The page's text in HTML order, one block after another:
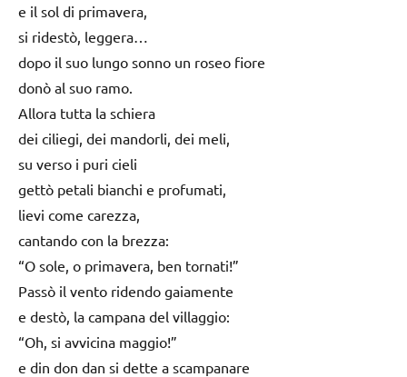
e il sol di primavera,
si ridestò, leggera…
dopo il suo lungo sonno un roseo fiore
donò al suo ramo.
Allora tutta la schiera
dei ciliegi, dei mandorli, dei meli,
su verso i puri cieli
gettò petali bianchi e profumati,
lievi come carezza,
cantando con la brezza:
“O sole, o primavera, ben tornati!”
Passò il vento ridendo gaiamente
e destò, la campana del villaggio:
“Oh, si avvicina maggio!”
e din don dan si dette a scampanare